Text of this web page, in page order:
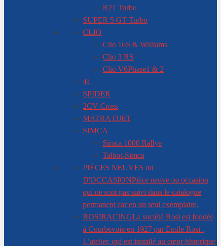
R21 Turbo
SUPER 5 GT Turbo
CLIO
Clio 16S & Williams
Clio 3 RS
Clio V6Phase1 & 2
4L
SPIDER
2CV Cross
MATRA DJET
SIMCA
Simca 1000 Rallye
Talbot-Simca
PIÈCES NEUVES ou
D'OCCASIONPièce neuve ou occasion
qui ne sont pas suivi dans le catalogue
permanent car en un seul exemplaire.
ROSIRACINGLa société Rosi est fondée
à Courbevoie en 1927 par Emile Rosi .
L’atelier, qui est installé au cœur historique